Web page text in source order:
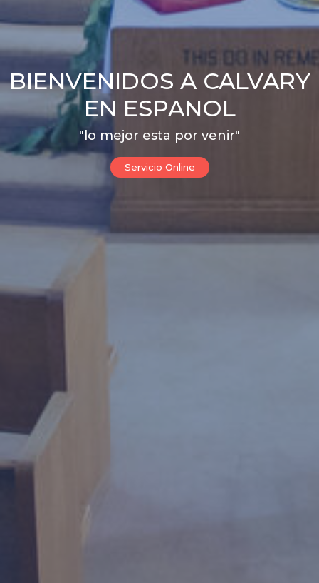
BIENVENIDOS A CALVARY
EN ESPANOL
"lo mejor esta por venir"
Servicio Online